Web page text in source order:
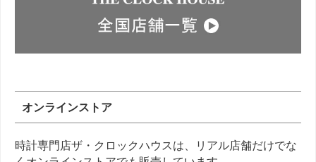
オンラインストア
時計専門店ザ・クロックハウスは、リアル店舗だけでな